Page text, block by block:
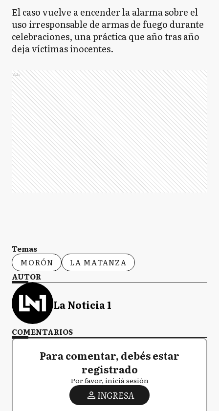
El caso vuelve a encender la alarma sobre el
uso irresponsable de armas de fuego durante
celebraciones, una práctica que año tras año
deja víctimas inocentes.
Ads
Temas
MORÓN
LA MATANZA
AUTOR
La Noticia 1
COMENTARIOS
Para comentar, debés estar
registrado
Por favor, iniciá sesión
INGRESA